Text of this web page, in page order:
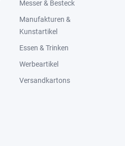
Messer & Besteck
Manufakturen &
Kunstartikel
Essen & Trinken
Werbeartikel
Versandkartons